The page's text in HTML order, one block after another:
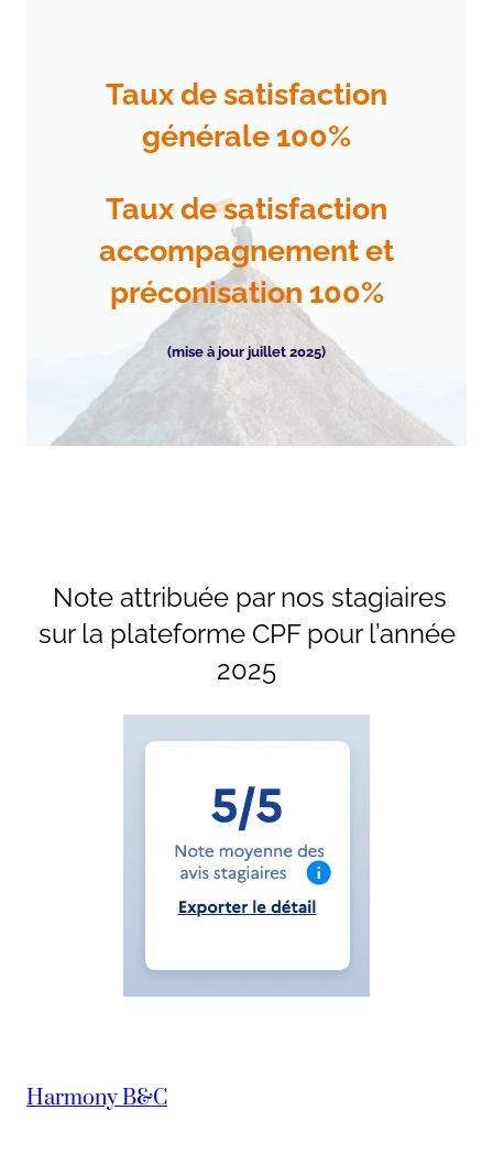
Taux de satisfaction
générale 100%
Taux de satisfaction
accompagnement et
préconisation 100%
(mise à jour juillet 2025)
Note attribuée par nos stagiaires
sur la plateforme CPF pour l’année
2025
Harmony B&C